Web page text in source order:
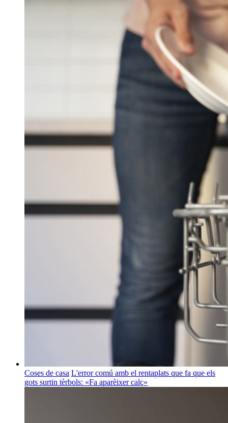
Coses de casa L'error comú amb el rentaplats que fa que els
gots surtin tèrbols: «Fa aparèixer calç»